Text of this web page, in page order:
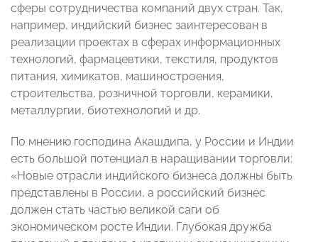
сферы сотрудничества компаний двух стран. Так,
например, индийский бизнес заинтересован в
реализации проектах в сферах информационных
технологий, фармацевтики, текстиля, продуктов
питания, химикатов, машиностроения,
строительства, розничной торговли, керамики,
металлургии, биотехнологий и др.
По мнению господина Акашдипа, у России и Индии
есть большой потенциал в наращивании торговли:
«Новые отрасли индийского бизнеса должны быть
представлены в России, а российский бизнес
должен стать частью великой саги об
экономическом росте Индии. Глубокая дружба